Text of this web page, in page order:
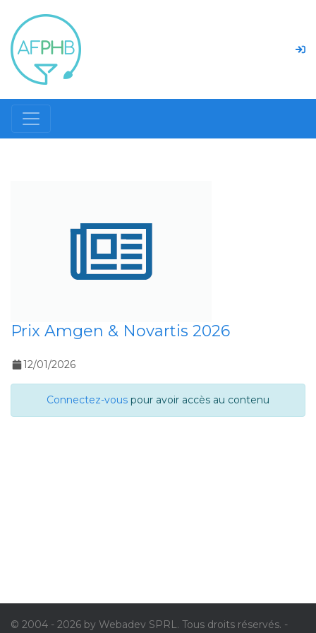
Prix Amgen & Novartis 2026
12/01/2026
Connectez-vous pour avoir accès au contenu
© 2004 - 2026 by Webadev SPRL. Tous droits réservés. -